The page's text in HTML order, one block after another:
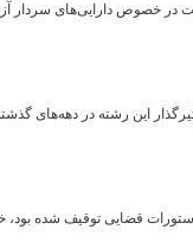
خصوص دارایی‌های سردار
این رشته در دهه‌های
قضایی توقیف شده بود،